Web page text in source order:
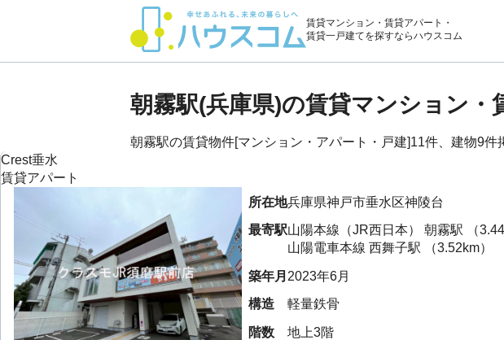
賃貸マンション・賃貸アパート・
賃貸一戸建てを探すならハウスコム
朝霧駅(兵庫県)の賃貸マンション
朝霧駅の賃貸物件[マンション・アパート・戸建]11件、建物9件
Crest垂水
賃貸アパート
所在地兵庫県神戸市垂水区神陵台
最寄駅山陽本線（JR西日本） 朝霧駅
（
山陽電車本線 西舞子駅 （3.52km）
築年月 2023年6月
構造 軽量鉄骨
階数 地上3階